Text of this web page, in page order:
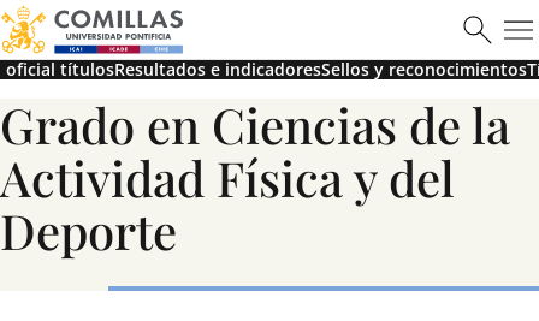
oficial títulosResultados e indicadoresSellos y reconocimientos
Grado en Ciencias de la
Actividad Física y del
Deporte